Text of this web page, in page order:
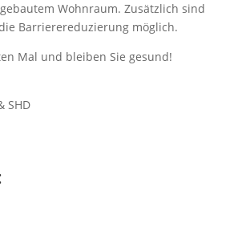
Wohnraum. Zusätzlich sind
Barrierereduzierung möglich.
Mal und bleiben Sie gesund!
SHD